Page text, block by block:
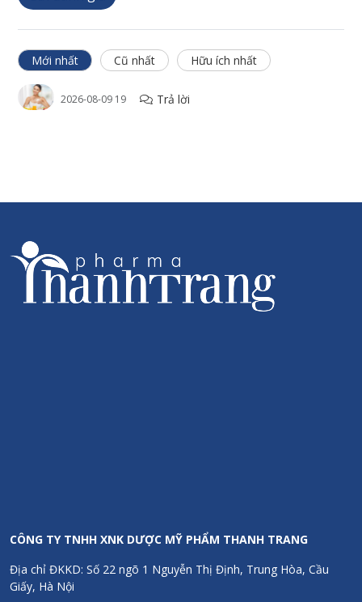
Chính sách đổi trả
Hoàn tiền 300% nếu phát hiện hàng giả/kém chất lượng
Mới nhất Cũ nhất Hữu ích nhất
2026-08-09 19 Trả lời
CÔNG TY TNHH XNK DƯỢC MỸ PHẨM THANH TRANG
Địa chỉ ĐKKD: Số 22 ngõ 1 Nguyễn Thị Định, Trung Hòa, Cầu
Giấy, Hà Nội